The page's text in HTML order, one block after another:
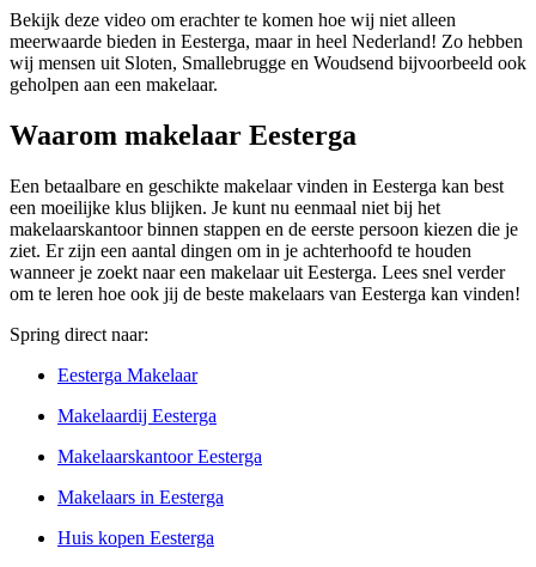
Bekijk deze video om erachter te komen hoe wij niet alleen
meerwaarde bieden in Eesterga, maar in heel Nederland! Zo hebben
wij mensen uit Sloten, Smallebrugge en Woudsend bijvoorbeeld ook
geholpen aan een makelaar.
Waarom makelaar Eesterga
Een betaalbare en geschikte makelaar vinden in Eesterga kan best
een moeilijke klus blijken. Je kunt nu eenmaal niet bij het
makelaarskantoor binnen stappen en de eerste persoon kiezen die je
ziet. Er zijn een aantal dingen om in je achterhoofd te houden
wanneer je zoekt naar een makelaar uit Eesterga. Lees snel verder
om te leren hoe ook jij de beste makelaars van Eesterga kan vinden!
Spring direct naar:
Eesterga Makelaar
Makelaardij Eesterga
Makelaarskantoor Eesterga
Makelaars in Eesterga
Huis kopen Eesterga